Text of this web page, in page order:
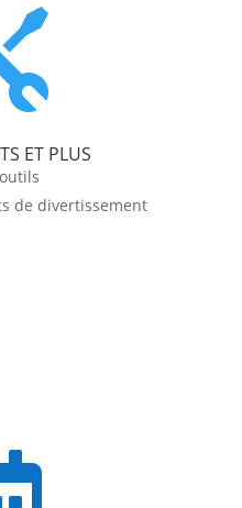
ET PLUS
de divertissement